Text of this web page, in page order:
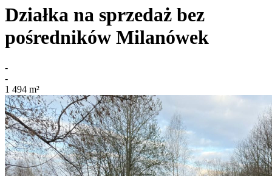
Działka na sprzedaż bez
pośredników Milanówek
-
-
1 494 m²